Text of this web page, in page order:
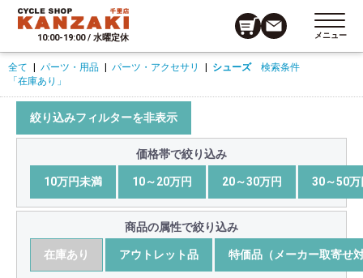
10:00-19:00 / 水曜定休 メニュー
全て パーツ・用品 パーツ・アクセサリ シューズ検索条件
「在庫あり」
絞り込みフィルターを非表示
価格帯で絞り込み
10万円未満 10～20万円 20～30万円 30～50万
商品の属性で絞り込み
在庫あり アウトレット品 特価品（メーカー取寄せ